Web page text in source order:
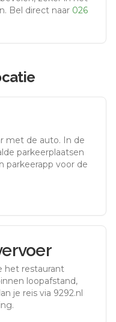
Bel direct naar 026
met de auto. In de
parkeerplaatsen
parkeerapp voor de
het restaurant
loopafstand,
je reis via 9292.nl